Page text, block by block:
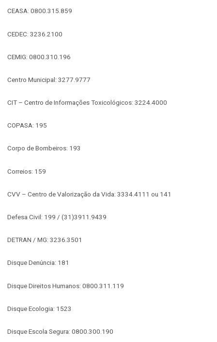
CEASA: 0800.315.859
CEDEC: 3236.2100
CEMIG: 0800.310.196
Centro Municipal: 3277.9777
CIT – Centro de Informações Toxicológicos: 3224.4000
COPASA: 195
Corpo de Bombeiros: 193
Correios: 159
CVV – Centro de Valorização da Vida: 3334.4111 ou 141
Defesa Civil: 199 / (31)3911.9439
DETRAN / MG: 3236.3501
Disque Denúncia: 181
Disque Direitos Humanos: 0800.311.119
Disque Ecologia: 1523
Disque Escola Segura: 0800.300.190